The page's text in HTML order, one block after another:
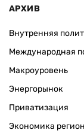
АРХИВ
Внутренняя
Международная
Макроуровень
Энергорынок
Приватизация
Экономика